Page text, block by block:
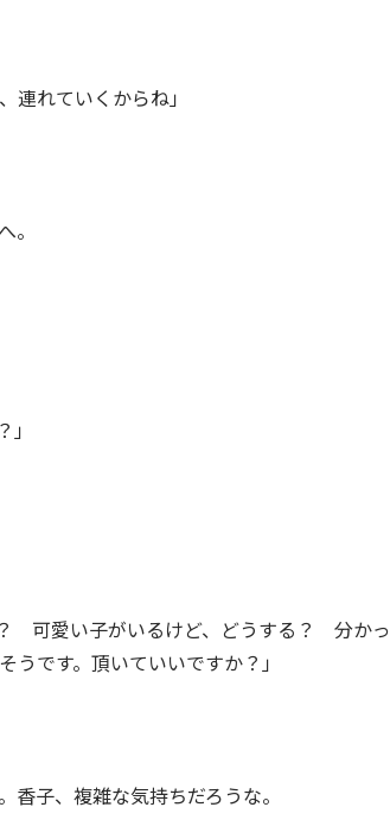
連れていくからね」
。
可愛い子がいるけど、どうする？ 分かっ
です。頂いていいですか？」
子、複雑な気持ちだろうな。